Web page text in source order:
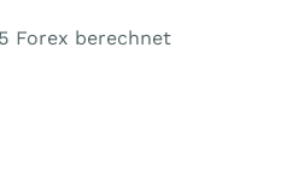
Forex berechnet